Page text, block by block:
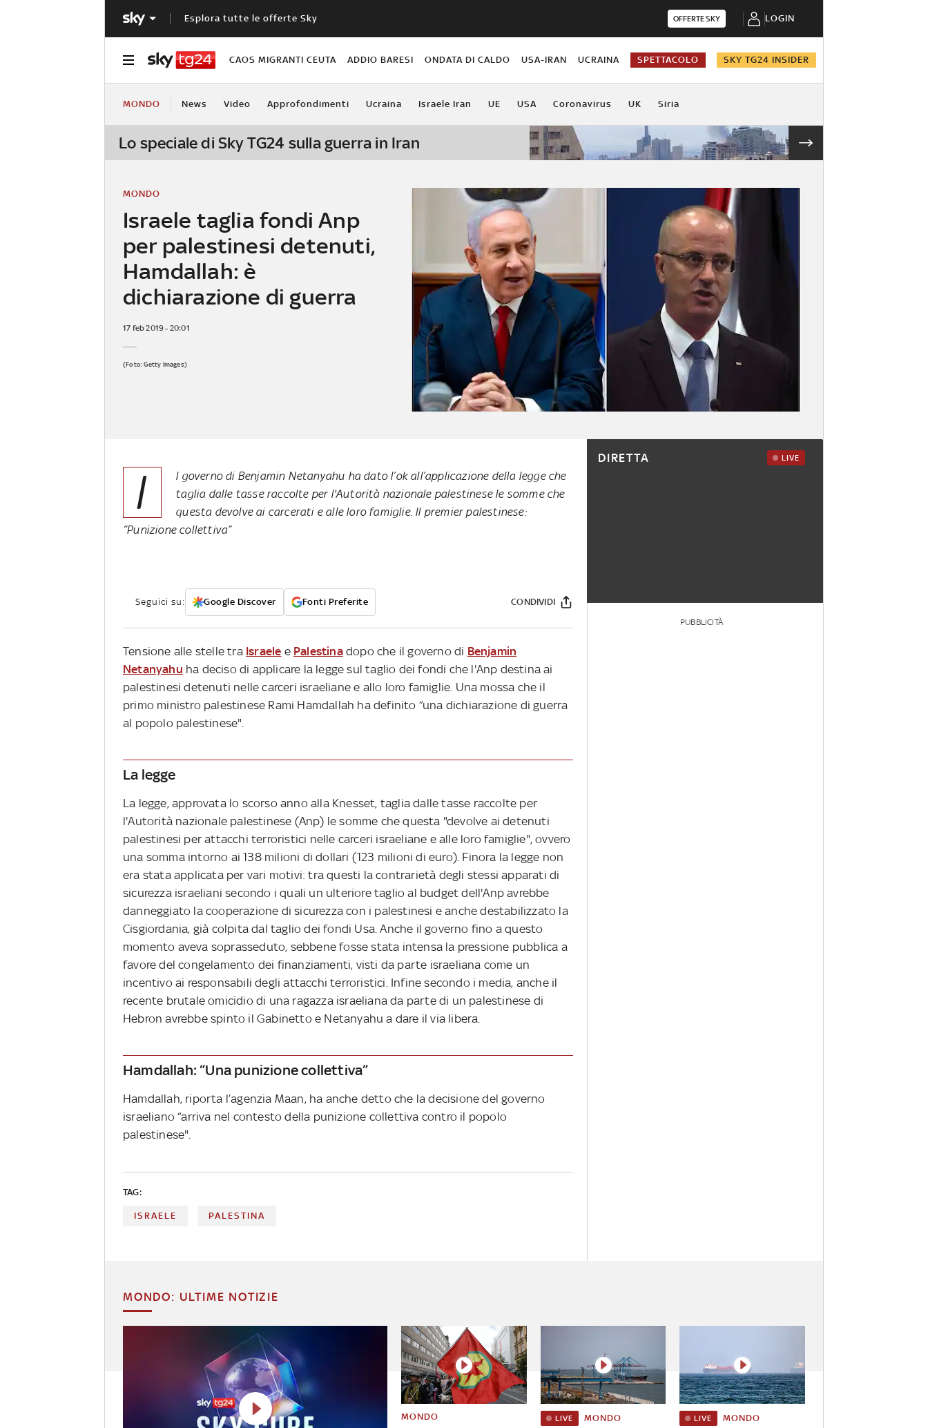
Esplora tutte le offerte Sky OFFERTE SKY LOGIN
CAOS MIGRANTI CEUTA ADDIO BARESI ONDATA DI CALDO USA-IRAN UCRAINA SPETTACOLO SKY TG24 INSIDER
MONDO News Video Approfondimenti Ucraina Israele Iran UE USA Coronavirus UK Siria
Lo speciale di Sky TG24 sulla guerra in Iran
Israele taglia fondi Anp
per palestinesi detenuti,
Hamdallah: è
dichiarazione di guerra
MONDO
17 feb 2019 - 20:01
(Foto: Getty Images)
I
l governo di Benjamin Netanyahu ha dato l’ok all’applicazione della legge che
taglia dalle tasse raccolte per l'Autorità nazionale palestinese le somme che
questa devolve ai carcerati e alle loro famiglie. Il premier palestinese:
“Punizione collettiva”
Seguici su: Google Discover Fonti Preferite CONDIVIDI
Tensione alle stelle tra Israele e Palestinadopo che il governo di Benjamin
Netanyahu ha deciso di applicare la legge sul taglio dei fondi che l'Anp destina ai
palestinesi detenuti nelle carceri israeliane e allo loro famiglie. Una mossa che il
primo ministro palestinese Rami Hamdallah ha definito “una dichiarazione di guerra
al popolo palestinese".
La legge
La legge, approvata lo scorso anno alla Knesset, taglia dalle tasse raccolte per
l'Autorità nazionale palestinese (Anp) le somme che questa "devolve ai detenuti
palestinesi per attacchi terroristici nelle carceri israeliane e alle loro famiglie", ovvero
una somma intorno ai 138 milioni di dollari (123 milioni di euro). Finora la legge non
era stata applicata per vari motivi: tra questi la contrarietà degli stessi apparati di
sicurezza israeliani secondo i quali un ulteriore taglio al budget dell'Anp avrebbe
danneggiato la cooperazione di sicurezza con i palestinesi e anche destabilizzato la
Cisgiordania, già colpita dal taglio dei fondi Usa. Anche il governo fino a questo
momento aveva soprasseduto, sebbene fosse stata intensa la pressione pubblica a
favore del congelamento dei finanziamenti, visti da parte israeliana come un
incentivo ai responsabili degli attacchi terroristici. Infine secondo i media, anche il
recente brutale omicidio di una ragazza israeliana da parte di un palestinese di
Hebron avrebbe spinto il Gabinetto e Netanyahu a dare il via libera.
Hamdallah: “Una punizione collettiva”
Hamdallah, riporta l’agenzia Maan, ha anche detto che la decisione del governo
israeliano “arriva nel contesto della punizione collettiva contro il popolo
palestinese".
TAG:
ISRAELE PALESTINA
DIRETTA LIVE
PUBBLICITÀ
MONDO: ULTIME NOTIZIE
MONDO LIVE MONDO LIVE MONDO